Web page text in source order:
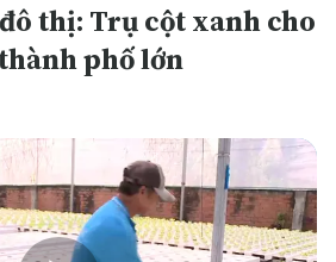
thị: Trụ cột xanh cho
phố lớn